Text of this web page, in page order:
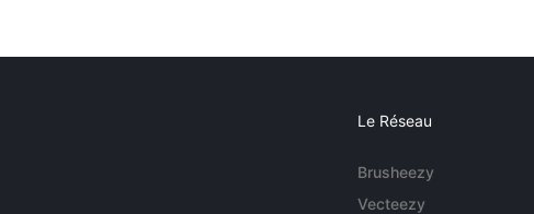
Le Réseau
Brusheezy
Vecteezy